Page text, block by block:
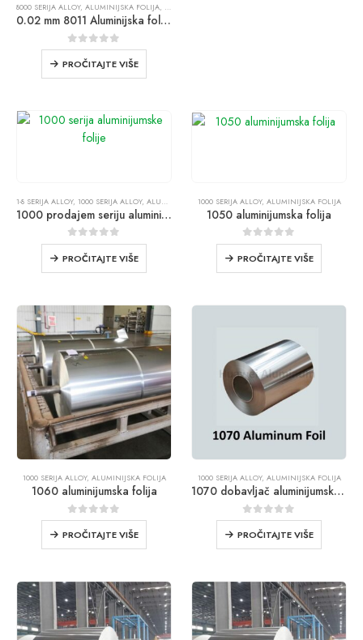
8000 SERIJA ALLOY, ALUMINIJSKA FOLIJA, PROIZVODI
0.02 mm 8011 Aluminijska folija za domaćinstvo
0iz 5
PROČITAJTE VIŠE
1-8 SERIJA ALLOY, 1000 SERIJA ALLOY, ALUMINIJSKA FOLIJA
1000 prodajem seriju aluminijumske folije
0iz 5
PROČITAJTE VIŠE
1000 SERIJA ALLOY, ALUMINIJSKA FOLIJA
1050 aluminijumska folija
0iz 5
PROČITAJTE VIŠE
1000 SERIJA ALLOY, ALUMINIJSKA FOLIJA
1060 aluminijumska folija
0iz 5
PROČITAJTE VIŠE
1000 SERIJA ALLOY, ALUMINIJSKA FOLIJA
1070 dobavljač aluminijumske folije
0iz 5
PROČITAJTE VIŠE